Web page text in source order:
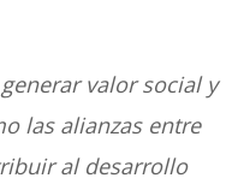
valor social y
las alianzas entre
al desarrollo